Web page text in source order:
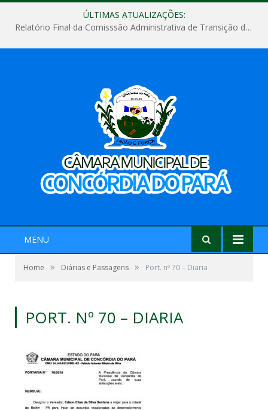
ÚLTIMAS ATUALIZAÇÕES:
Relatório Final da Comisssão Administrativa de Transição de Mandato do Poder Legislativo do Município de Concórdia do Pará
MENU
Home » Diárias e Passagens » Port. nº 70 – Diaria
PORT. Nº 70 – DIARIA